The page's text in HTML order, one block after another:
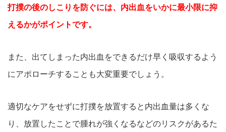
打撲の後のしこりを防ぐには、内出血をいかに最小限に抑
えるかがポイントです。
また、出てしまった内出血をできるだけ早く吸収するよう
にアポローチすることも大変重要でしょう。
適切なケアをせずに打撲を放置すると内出血量は多くな
り、放置したことで腫れが強くなるなどのリスクがあるた